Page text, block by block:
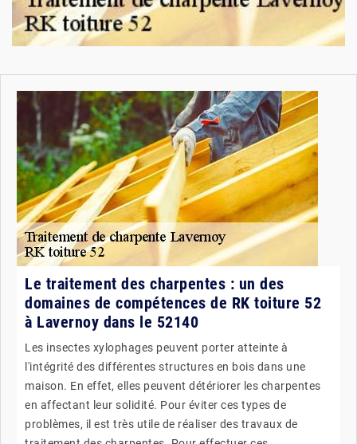
Le traitement des charpentes : un des
domaines de compétences de RK toiture 52
à Lavernoy dans le 52140
Les insectes xylophages peuvent porter atteinte à
l'intégrité des différentes structures en bois dans une
maison. En effet, elles peuvent détériorer les charpentes
en affectant leur solidité. Pour éviter ces types de
problèmes, il est très utile de réaliser des travaux de